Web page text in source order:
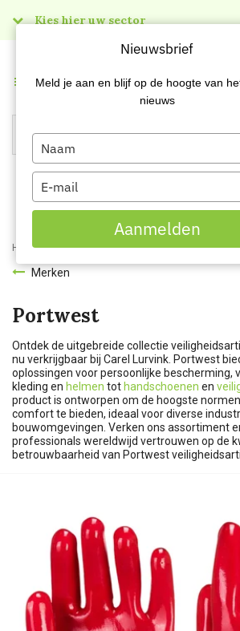
Kies hier uw sector
Menu
Home Merken Portwest
Merken
Portwest
Ontdek de uitgebreide collectie
nu verkrijgbaar bij Carel Lurvink. Portwest
oplossingen voor persoonlijke bescherming,
kleding en helmen tot handschoenen en
product is ontworpen om de hoogste
comfort te bieden, ideaal voor diverse
bouwomgevingen. Verken ons assortiment
professionals wereldwijd vertrouwen op de
betrouwbaarheid van Portwest
Nieuwsbrief
Meld je aan en blijf op de hoogte van
nieuws
Type
your
name
Type
your
email
Aanmelden